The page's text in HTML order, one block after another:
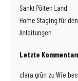
Sankt Pölten Land
Home Staging für
Anleitungen
Letzte
clara grün zu Wie